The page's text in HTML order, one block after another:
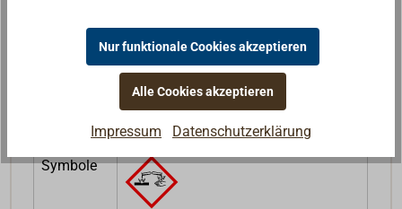
Rechtliche Hinweise zum Produkt
CLP-Verordnung
Symbole
Nur funktionale Cookies akzeptieren
Alle Cookies akzeptieren
Impressum Datenschutzerklärung